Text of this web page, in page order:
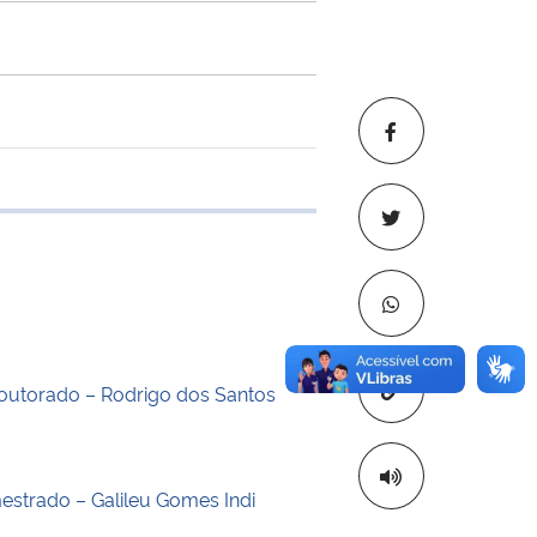
Copiar para
transferência
– Rodrigo dos Santos
– Galileu Gomes Indi